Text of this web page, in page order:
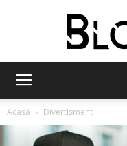
Acasă Divertisment